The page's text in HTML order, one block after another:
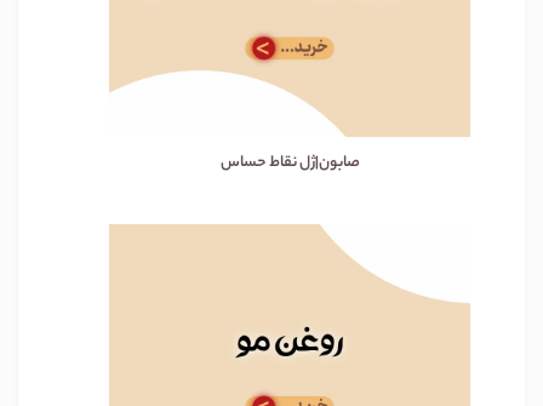
صابون|ژل نقاط حساس